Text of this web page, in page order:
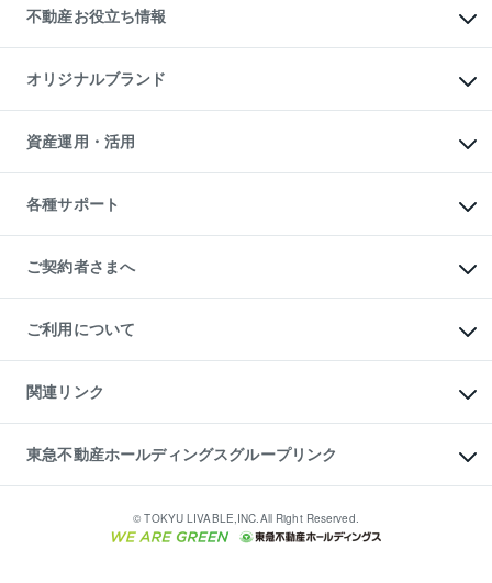
貸すガイド
事業用不動産
マンション投資
投資用マンション
アパート経営
収益物件
ビル購入（ビル一棟）
投資用不動産の売却査定
事業用不動産の売却査定
不動産お役立ち情報
マンションライブラリー
人気マンションランキング
暮らしに役立つ不動産メディア
不動産相場・不動産価格情報
不動産コラム・ニュース
不動産用語集
不動産なんでもネット相談室
住まいの税金
オリジナルブランド
一棟リノベーションマンション
L`GENTE（ルジェンテ）
区分リノベーションマンション
投資用一棟レジデンスWELL
不動産小口投資
LEGACIA（レガシア）
資産運用・活用
不動産M&A
アセットマネジメント・出資
各種サポート
相続サポート
リフォームサポート
ご契約者さまへ
ご紹介・再契約特典
入居者様専用-各種ご案内（賃貸）
東急こすもす会「こすもすWeb」
ご利用について
金融商品取引について
東急リバブル ソーシャルメディアポリシー
ご意見・お問い合わせ（金融商品取引専用の相談・お問い合わせ窓口）
ダイレクトメール（郵送物）・Eメールなどの送付停止について
関連リンク
これからご結婚される方に東急百貨店のブライダルクラブ
人材サービスのご用命は 東急リバブルスタッフ株式会社まで
東北の逸品を贈ります 東北すぐれものセレクション
東急不動産ホールディングスグループリンク
東急コミュニティー
東急住宅リース
© TOKYU LIVABLE,INC.All Right Reserved.